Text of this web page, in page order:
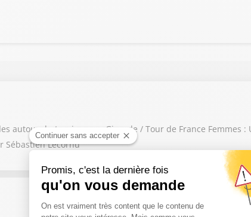
autour du tourisme en Gironde / Tour de France Femmes
Sébastien Lecornu